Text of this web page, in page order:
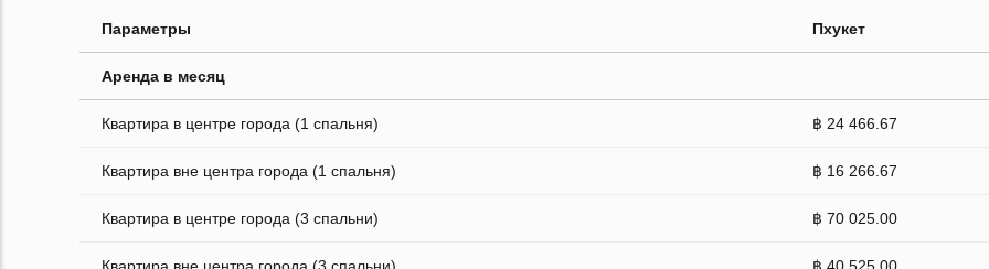
Параметры Пхукет
Аренда в месяц
Квартира в центре города (1 спальня) ฿ 24 466.67
Квартира вне центра города (1 спальня) ฿ 16 266.67
Квартира в центре города (3 спальни) ฿ 70 025.00
Квартира вне центра города (3 спальни) ฿ 40 525.00